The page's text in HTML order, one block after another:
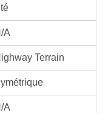
A
Terrain
A